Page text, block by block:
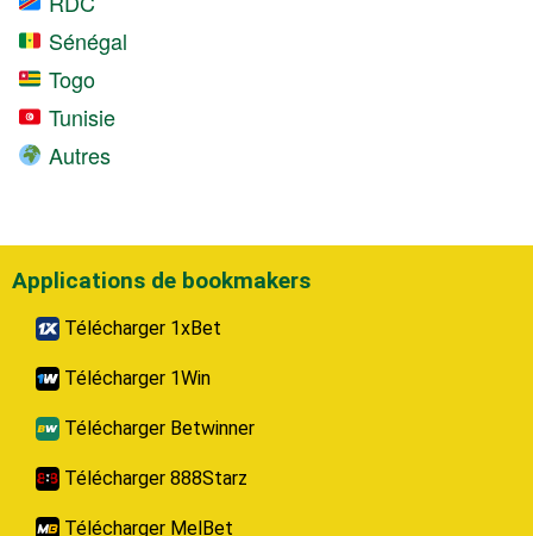
Sénégal
Togo
Tunisie
Autres
Applications de bookmakers
Télécharger 1xBet
Télécharger 1Win
Télécharger Betwinner
Télécharger 888Starz
Télécharger MelBet